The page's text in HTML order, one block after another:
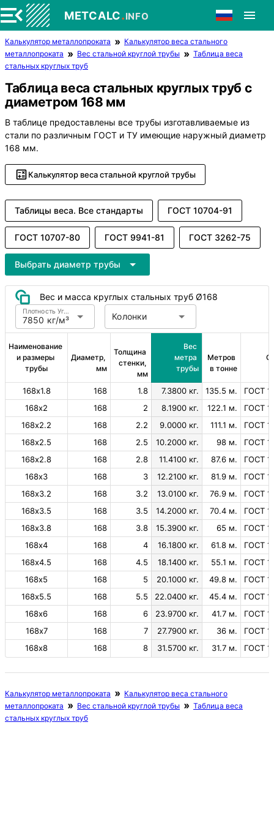
METCALC.INFO
Калькулятор металлопроката
Калькулятор веса стального
металлопроката
Вес стальной круглой трубы
Таблица веса
стальных круглых труб
Таблица веса стальных круглых труб с
диаметром 168 мм
В таблице предоставлены все трубы изготавливаемые из
стали по различным ГОСТ и ТУ имеющие наружный диаметр
168 мм.
Калькулятор веса стальной круглой трубы
Таблицы веса. Все стандарты ГОСТ 10704-91
ГОСТ 10707-80 ГОСТ 9941-81 ГОСТ 3262-75
Выбрать диаметр трубы
Вес и масса круглых стальных труб Ø168
7850 кг/м³
Плотность Углеродистая сталь Колонки
Наименование
и размеры
трубы
Диаметр,
мм
Толщина
стенки,
мм
Вес
метра
трубы
Метров
в тонне
168х1.8 168 1.8 7.3800 кг. 135.5 м.
ГОСТ
168х2
168 2 8.1900 кг. 122.1 м.
ГОСТ
168х2.2
168 2.2 9.0000 кг. 111.1 м.
ГОСТ
168х2.5
168 2.5 10.2000 кг. 98 м.
ГОСТ
168х2.8
168 2.8 11.4100 кг. 87.6 м.
ГОСТ
168х3
168 3 12.2100 кг. 81.9 м.
ГОСТ
168х3.2
168 3.2 13.0100 кг. 76.9 м.
ГОСТ
168х3.5
168 3.5 14.2000 кг. 70.4 м.
ГОСТ
168х3.8
168 3.8 15.3900 кг. 65 м.
ГОСТ
168х4
168 4 16.1800 кг. 61.8 м.
ГОСТ
168х4.5
168 4.5 18.1400 кг. 55.1 м.
ГОСТ
168х5
168 5 20.1000 кг. 49.8 м.
ГОСТ
168х5.5
168 5.5 22.0400 кг. 45.4 м.
ГОСТ
168х6
168 6 23.9700 кг. 41.7 м.
ГОСТ
168х7
168 7 27.7900 кг. 36 м.
ГОСТ
168х8
168 8 31.5700 кг. 31.7 м. ГОСТ
Калькулятор металлопроката
Калькулятор веса стального
металлопроката
Вес стальной круглой трубы
Таблица веса
стальных круглых труб